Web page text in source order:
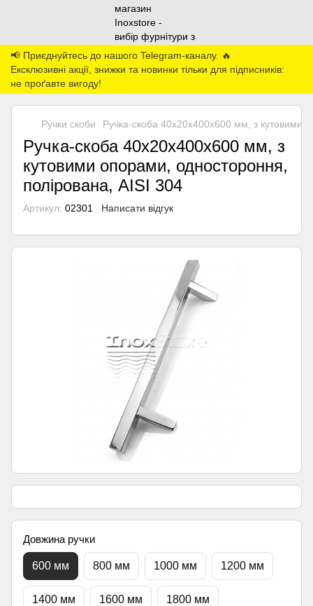
📢 Приєднуйтесь до нашого Telegram-каналу. 🔥
Ексклюзивні акції, знижки та новинки тільки для підписників:
не проґавте вигоду!
Ручки скоби Ручка-скоба 40х20х400х600 мм, з кутовими
Ручка-скоба 40х20х400х600 мм, з
кутовими опорами, одностороння,
полірована, AISI 304
Артикул: 02301 Написати відгук
Довжина ручки
600 мм 800 мм 1000 мм 1200 мм
1400 мм 1600 мм 1800 мм